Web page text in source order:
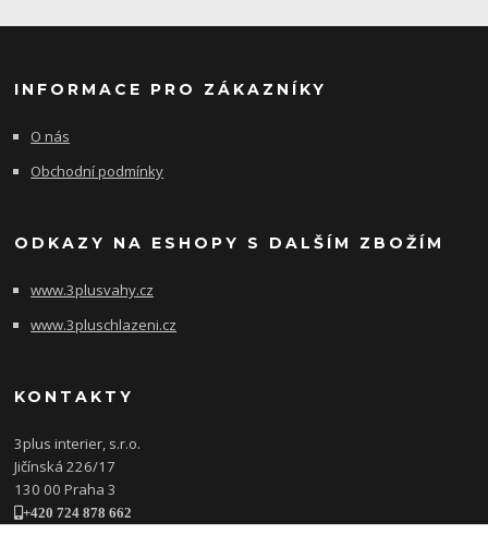
INFORMACE PRO ZÁKAZNÍKY
O nás
Obchodní podmínky
ODKAZY NA ESHOPY S DALŠÍM ZBOŽÍM
www.3plusvahy.cz
www.3pluschlazeni.cz
KONTAKTY
3plus interier, s.r.o.
Jičínská 226/17
130 00 Praha 3
+420 724 878 662